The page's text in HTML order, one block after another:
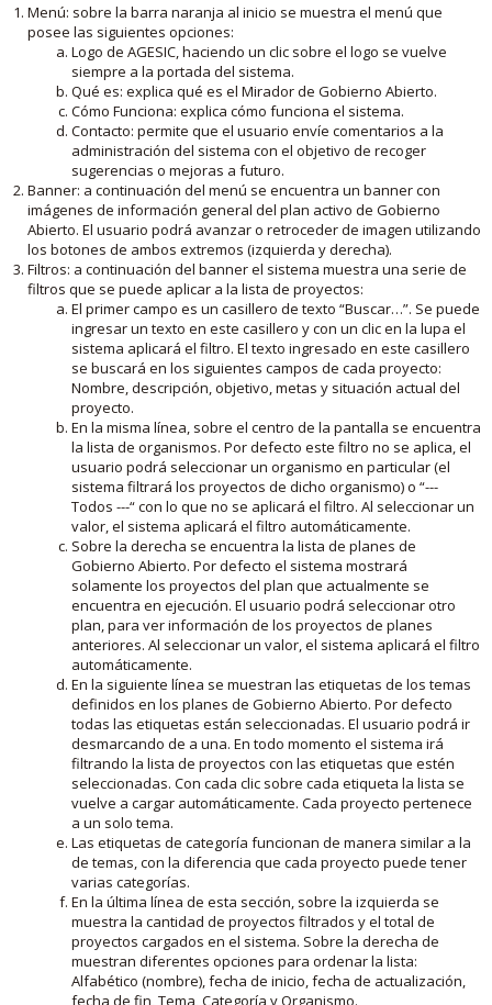
Menú: sobre la barra naranja al inicio se muestra el menú que
posee las siguientes opciones:
Logo de AGESIC, haciendo un clic sobre el logo se vuelve
siempre a la portada del sistema.
Qué es: explica qué es el Mirador de Gobierno Abierto.
Cómo Funciona: explica cómo funciona el sistema.
Contacto: permite que el usuario envíe comentarios a la
administración del sistema con el objetivo de recoger
sugerencias o mejoras a futuro.
Banner: a continuación del menú se encuentra un banner con
imágenes de información general del plan activo de Gobierno
Abierto. El usuario podrá avanzar o retroceder de imagen utilizando
los botones de ambos extremos (izquierda y derecha).
Filtros: a continuación del banner el sistema muestra una serie de
filtros que se puede aplicar a la lista de proyectos:
El primer campo es un casillero de texto “Buscar…”. Se puede
ingresar un texto en este casillero y con un clic en la lupa el
sistema aplicará el filtro. El texto ingresado en este casillero
se buscará en los siguientes campos de cada proyecto:
Nombre, descripción, objetivo, metas y situación actual del
proyecto.
En la misma línea, sobre el centro de la pantalla se encuentra
la lista de organismos. Por defecto este filtro no se aplica, el
usuario podrá seleccionar un organismo en particular (el
sistema filtrará los proyectos de dicho organismo) o “---
Todos ---“ con lo que no se aplicará el filtro. Al seleccionar un
valor, el sistema aplicará el filtro automáticamente.
Sobre la derecha se encuentra la lista de planes de
Gobierno Abierto. Por defecto el sistema mostrará
solamente los proyectos del plan que actualmente se
encuentra en ejecución. El usuario podrá seleccionar otro
plan, para ver información de los proyectos de planes
anteriores. Al seleccionar un valor, el sistema aplicará el filtro
automáticamente.
En la siguiente línea se muestran las etiquetas de los temas
definidos en los planes de Gobierno Abierto. Por defecto
todas las etiquetas están seleccionadas. El usuario podrá ir
desmarcando de a una. En todo momento el sistema irá
filtrando la lista de proyectos con las etiquetas que estén
seleccionadas. Con cada clic sobre cada etiqueta la lista se
vuelve a cargar automáticamente. Cada proyecto pertenece
a un solo tema.
Las etiquetas de categoría funcionan de manera similar a la
de temas, con la diferencia que cada proyecto puede tener
varias categorías.
En la última línea de esta sección, sobre la izquierda se
muestra la cantidad de proyectos filtrados y el total de
proyectos cargados en el sistema. Sobre la derecha de
muestran diferentes opciones para ordenar la lista:
Alfabético (nombre), fecha de inicio, fecha de actualización,
fecha de fin, Tema, Categoría y Organismo.